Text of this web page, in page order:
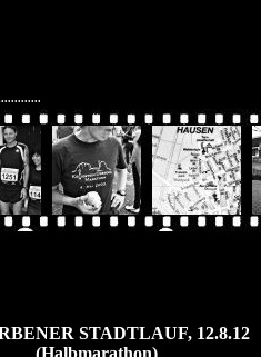
STADTLAUF, 12.8.12
(Halbmarathon)